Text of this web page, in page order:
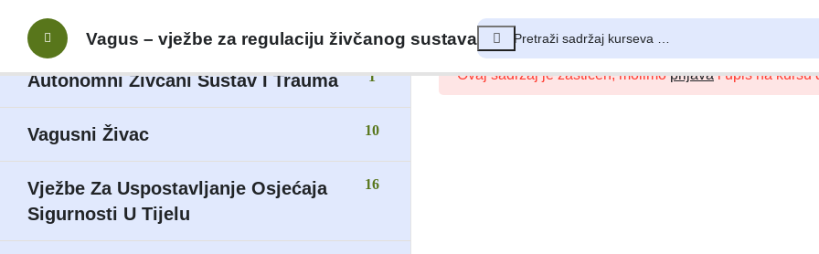
Uvod
Autonomni Živčani Sustav I Trauma 1
Vagusni Živac 10
Vježbe Za Uspostavljanje Osjećaja
Sigurnosti U Tijelu
16
Vagus – vježbe za regulaciju živčanog sustava
Ovaj sadržaj je zaštićen, molimoprijavai upis na kursu
Lost your password?
Register a new account